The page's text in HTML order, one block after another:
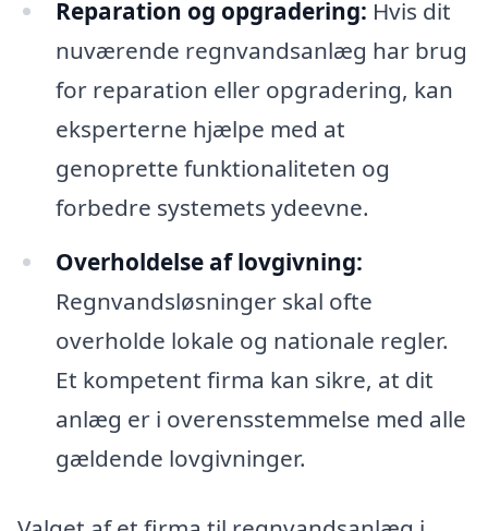
Reparation og opgradering: Hvis dit
nuværende regnvandsanlæg har brug
for reparation eller opgradering, kan
eksperterne hjælpe med at
genoprette funktionaliteten og
forbedre systemets ydeevne.
Overholdelse af lovgivning:
Regnvandsløsninger skal ofte
overholde lokale og nationale regler.
Et kompetent firma kan sikre, at dit
anlæg er i overensstemmelse med alle
gældende lovgivninger.